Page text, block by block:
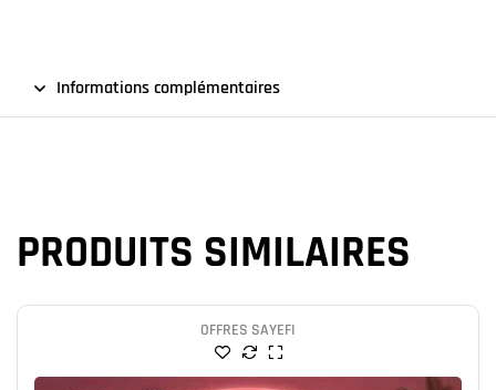
Informations complémentaires
PRODUITS SIMILAIRES
OFFRES SAYEFI